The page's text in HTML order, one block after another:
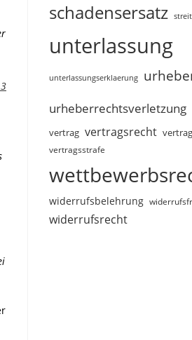
schadensersatz
unterlassung
unterlassungserklaerung
urheberrechtsverletzung
vertrag vertragsrecht
vertragsstrafe
widerrufsbelehrung
widerrufsrecht